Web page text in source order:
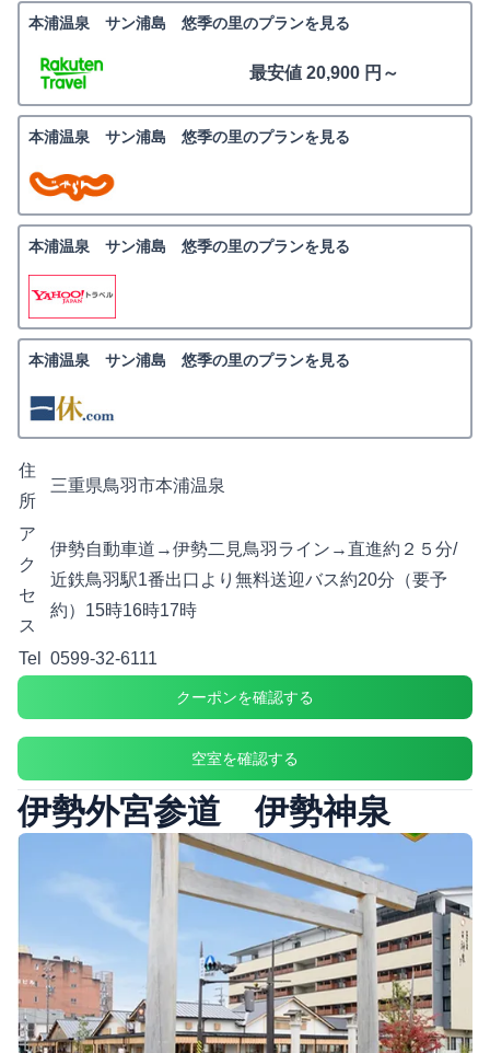
本浦温泉 サン浦島 悠季の里のプランを見る
最安値 20,900 円～
本浦温泉 サン浦島 悠季の里のプランを見る
本浦温泉 サン浦島 悠季の里のプランを見る
本浦温泉 サン浦島 悠季の里のプランを見る
住
所
三重県鳥羽市本浦温泉
ア
ク
セ
ス
伊勢自動車道→伊勢二見鳥羽ライン→直進約２５分/
近鉄鳥羽駅1番出口より無料送迎バス約20分（要予
約）15時16時17時
Tel 0599-32-6111
クーポンを確認する
空室を確認する
伊勢外宮参道 伊勢神泉